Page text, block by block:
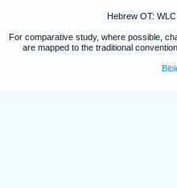
Hebrew OT:
For comparative study, where possible,
are mapped to the traditional